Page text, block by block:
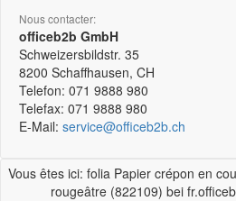
Nous contacter:
officeb2b GmbH
Schweizersbildstr. 35
8200 Schaffhausen, CH
Telefon: 071 9888 980
Telefax: 071 9888 980
E-Mail: service@officeb2b.ch
Vous êtes ici: folia Papier crépon en
rougeâtre (822109) bei